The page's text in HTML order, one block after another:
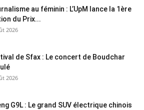
au féminin : L’UpM lance la 1ère
du Prix...
2026
de Sfax : Le concert de Boudchar
2026
G9L : Le grand SUV électrique chinois